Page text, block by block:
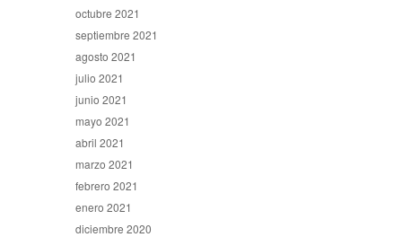
octubre 2021
septiembre 2021
agosto 2021
julio 2021
junio 2021
mayo 2021
abril 2021
marzo 2021
febrero 2021
enero 2021
diciembre 2020